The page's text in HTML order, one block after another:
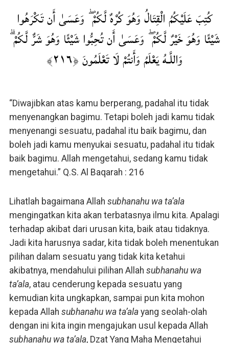
كُتِبَ عَلَيْكُمُ الْقِتَالُ وَهُوَ كُرْهٌ لَّكُمْ ۖ وَعَسَىٰ أَن تَكْرَهُوا
شَيْئًا وَهُوَ خَيْرٌ لَّكُمْ ۖ وَعَسَىٰ أَن تُحِبُّوا شَيْئًا وَهُوَ شَرٌّ لَّكُمْ ۗ
وَاللَّـهُ يَعْلَمُ وَأَنتُمْ لَا تَعْلَمُونَ ﴿٢١٦﴾
“Diwajibkan atas kamu berperang, padahal itu tidak
menyenangkan bagimu. Tetapi boleh jadi kamu tidak
menyenangi sesuatu, padahal itu baik bagimu, dan
boleh jadi kamu menyukai sesuatu, padahal itu tidak
baik bagimu. Allah mengetahui, sedang kamu tidak
mengetahui.” Q.S. Al Baqarah : 216
Lihatlah bagaimana Allah subhanahu wa ta’ala
mengingatkan kita akan terbatasnya ilmu kita. Apalagi
terhadap akibat dari urusan kita, baik atau tidaknya.
Jadi kita harusnya sadar, kita tidak boleh menentukan
pilihan dalam sesuatu yang tidak kita ketahui
akibatnya, mendahului pilihan Allah subhanahu wa
ta’ala, atau cenderung kepada sesuatu yang
kemudian kita ungkapkan, sampai pun kita mohon
kepada Allah subhanahu wa ta’alayang seolah-olah
dengan ini kita ingin mengajukan usul kepada Allah
subhanahu wa ta’ala, Dzat Yang Maha Mengetahui